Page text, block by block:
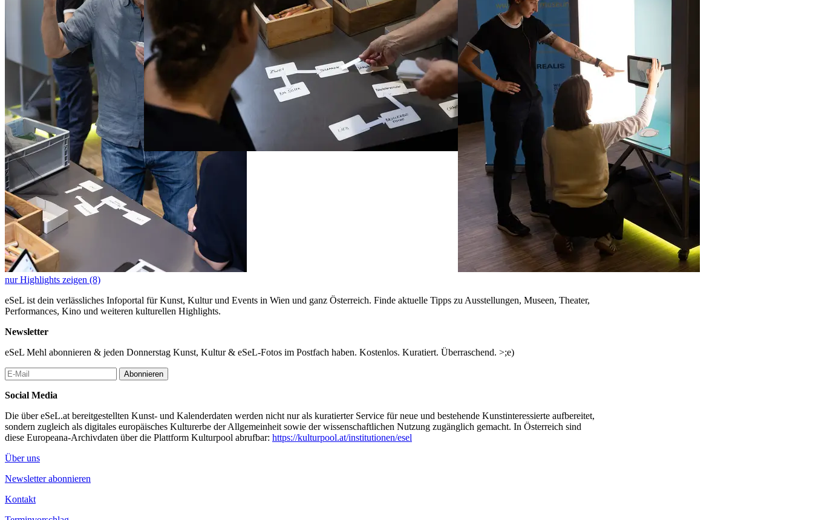
nur Highlights zeigen (8)
eSeL ist dein verlässliches Infoportal für Kunst, Kultur und Events in Wien und ganz Österreich. Finde aktuelle Tipps zu Ausstellungen, Museen, Theater,
Performances, Kino und weiteren kulturellen Highlights.
Newsletter
eSeL Mehl abonnieren & jeden Donnerstag Kunst, Kultur & eSeL-Fotos im Postfach haben. Kostenlos. Kuratiert. Überraschend. >;e)
Abonnieren
Social Media
Die über eSeL.at bereitgestellten Kunst- und Kalenderdaten werden nicht nur als kuratierter Service für neue und bestehende Kunstinteressierte aufbereitet,
sondern zugleich als digitales europäisches Kulturerbe der Allgemeinheit sowie der wissenschaftlichen Nutzung zugänglich gemacht. In Österreich sind
diese Europeana-Archivdaten über die Plattform Kulturpool abrufbar: https://kulturpool.at/institutionen/esel
Über uns
Newsletter abonnieren
Kontakt